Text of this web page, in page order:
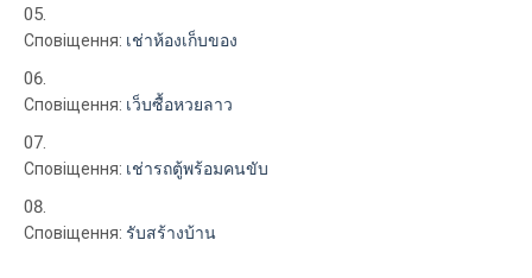
Сповіщення: เช่าห้องเก็บของ
Сповіщення: เว็บซื้อหวยลาว
Сповіщення: เช่ารถตู้พร้อมคนขับ
Сповіщення: รับสร้างบ้าน